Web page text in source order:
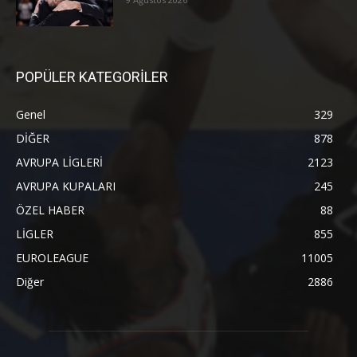
POPÜLER KATEGORİLER
Genel
329
DİĞER
878
AVRUPA LİGLERİ
2123
AVRUPA KUPALARI
245
ÖZEL HABER
88
LİGLER
855
EUROLEAGUE
11005
Diğer
2886